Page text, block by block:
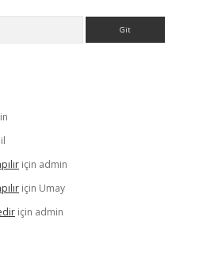
için admin
için Umay
için admin